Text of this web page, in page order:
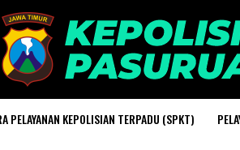
PELAYANAN KEPOLISIAN TERPADU (SPKT)